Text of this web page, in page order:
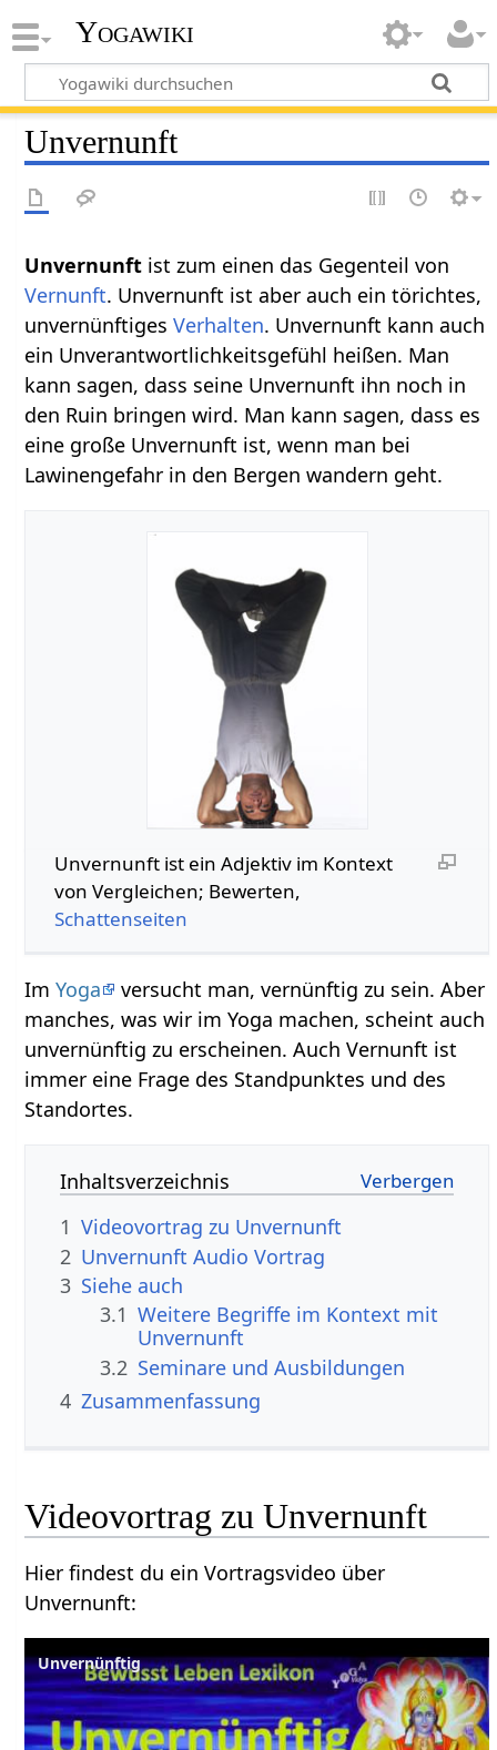
Yogawiki
Unvernunft
ist zum einen das Gegenteil von
Vernunft. Unvernunft ist aber auch ein törichtes,
unvernünftigesVerhalten. Unvernunft kann auch
ein Unverantwortlichkeitsgefühl heißen. Man
kann sagen, dass seine Unvernunft ihn noch in
den Ruin bringen wird. Man kann sagen, dass es
eine große Unvernunft ist, wenn man bei
Lawinengefahr in den Bergen wandern geht.
Unvernunft‏‎ ist ein Adjektiv im Kontext
von Vergleichen; Bewerten,
Schattenseiten
ImYoga
versucht man, vernünftig zu sein. Aber
manches, was wir im Yoga machen, scheint auch
unvernünftig zu erscheinen. Auch Vernunft ist
immer eine Frage des Standpunktes und des
Standortes.
Inhaltsverzeichnis
1
2
Unvernunft‏‎ Audio Vortrag
3 Siehe auch
3.1 Weitere Begriffe im Kontext mit
3.2 Seminare und Ausbildungen
4 Zusammenfassung
Hier findest du ein Vortragsvideo über
Unvernunft‏‎:
Unvernünftig